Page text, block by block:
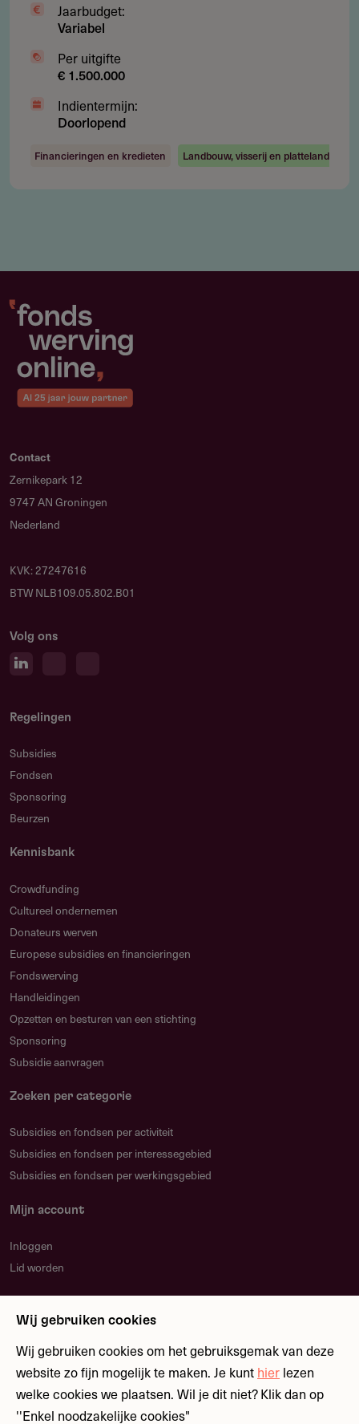
Jaarbudget:
Variabel
Per uitgifte
€ 1.500.000
Indientermijn:
Doorlopend
Financieringen en kredieten Landbouw, visserij en platteland
Contact
Zernikepark 12
9747 AN Groningen
Nederland
KVK: 27247616
BTW NLB109.05.802.B01
Volg ons
Regelingen
Subsidies
Fondsen
Sponsoring
Beurzen
Kennisbank
Crowdfunding
Cultureel ondernemen
Donateurs werven
Europese subsidies en financieringen
Fondswerving
Handleidingen
Opzetten en besturen van een stichting
Sponsoring
Subsidie aanvragen
Zoeken per categorie
Subsidies en fondsen per activiteit
Subsidies en fondsen per interessegebied
Subsidies en fondsen per werkingsgebied
Mijn account
Inloggen
Lid worden
Blijf op de hoogte over nieuwe regelingen en
fondsen
Meld je aan
Wij gebruiken cookies
Wij gebruiken cookies om het gebruiksgemak van deze
website zo fijn mogelijk te maken. Je kunt hier lezen
welke cookies we plaatsen. Wil je dit niet? Klik dan op
''Enkel noodzakelijke cookies"